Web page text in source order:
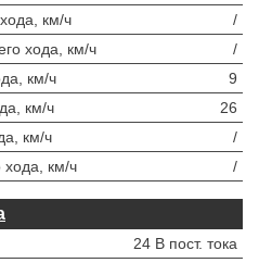
км/ч
/
хода, км/ч
/
км/ч
9
км/ч
26
км/ч
/
хода, км/ч
/
24 В пост. тока